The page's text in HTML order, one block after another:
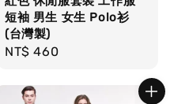
短袖 男生 女生 Polo衫
(台灣製)
Regular
NT$ 460